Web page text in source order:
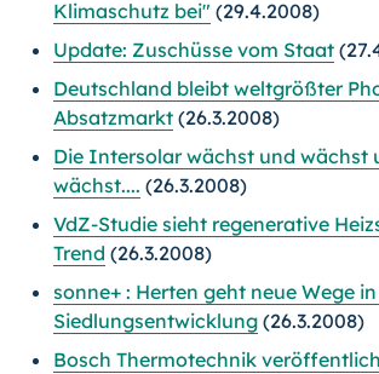
Klimaschutz bei" (29.4.2008)
Update: Zuschüsse vom Staat
Deutschland bleibt weltgrößter
Absatzmarkt (26.3.2008)
Die Intersolar wächst und wächst
wächst.... (26.3.2008)
VdZ-Studie sieht regenerative
Trend (26.3.2008)
sonne+ : Herten geht neue Wege
Siedlungsentwicklung (26.3.2008)
Bosch Thermotechnik